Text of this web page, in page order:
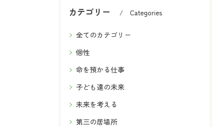
カテゴリー Categories
全てのカテゴリー
個性
命を預かる仕事
子ども達の未来
未来を考える
第三の居場所